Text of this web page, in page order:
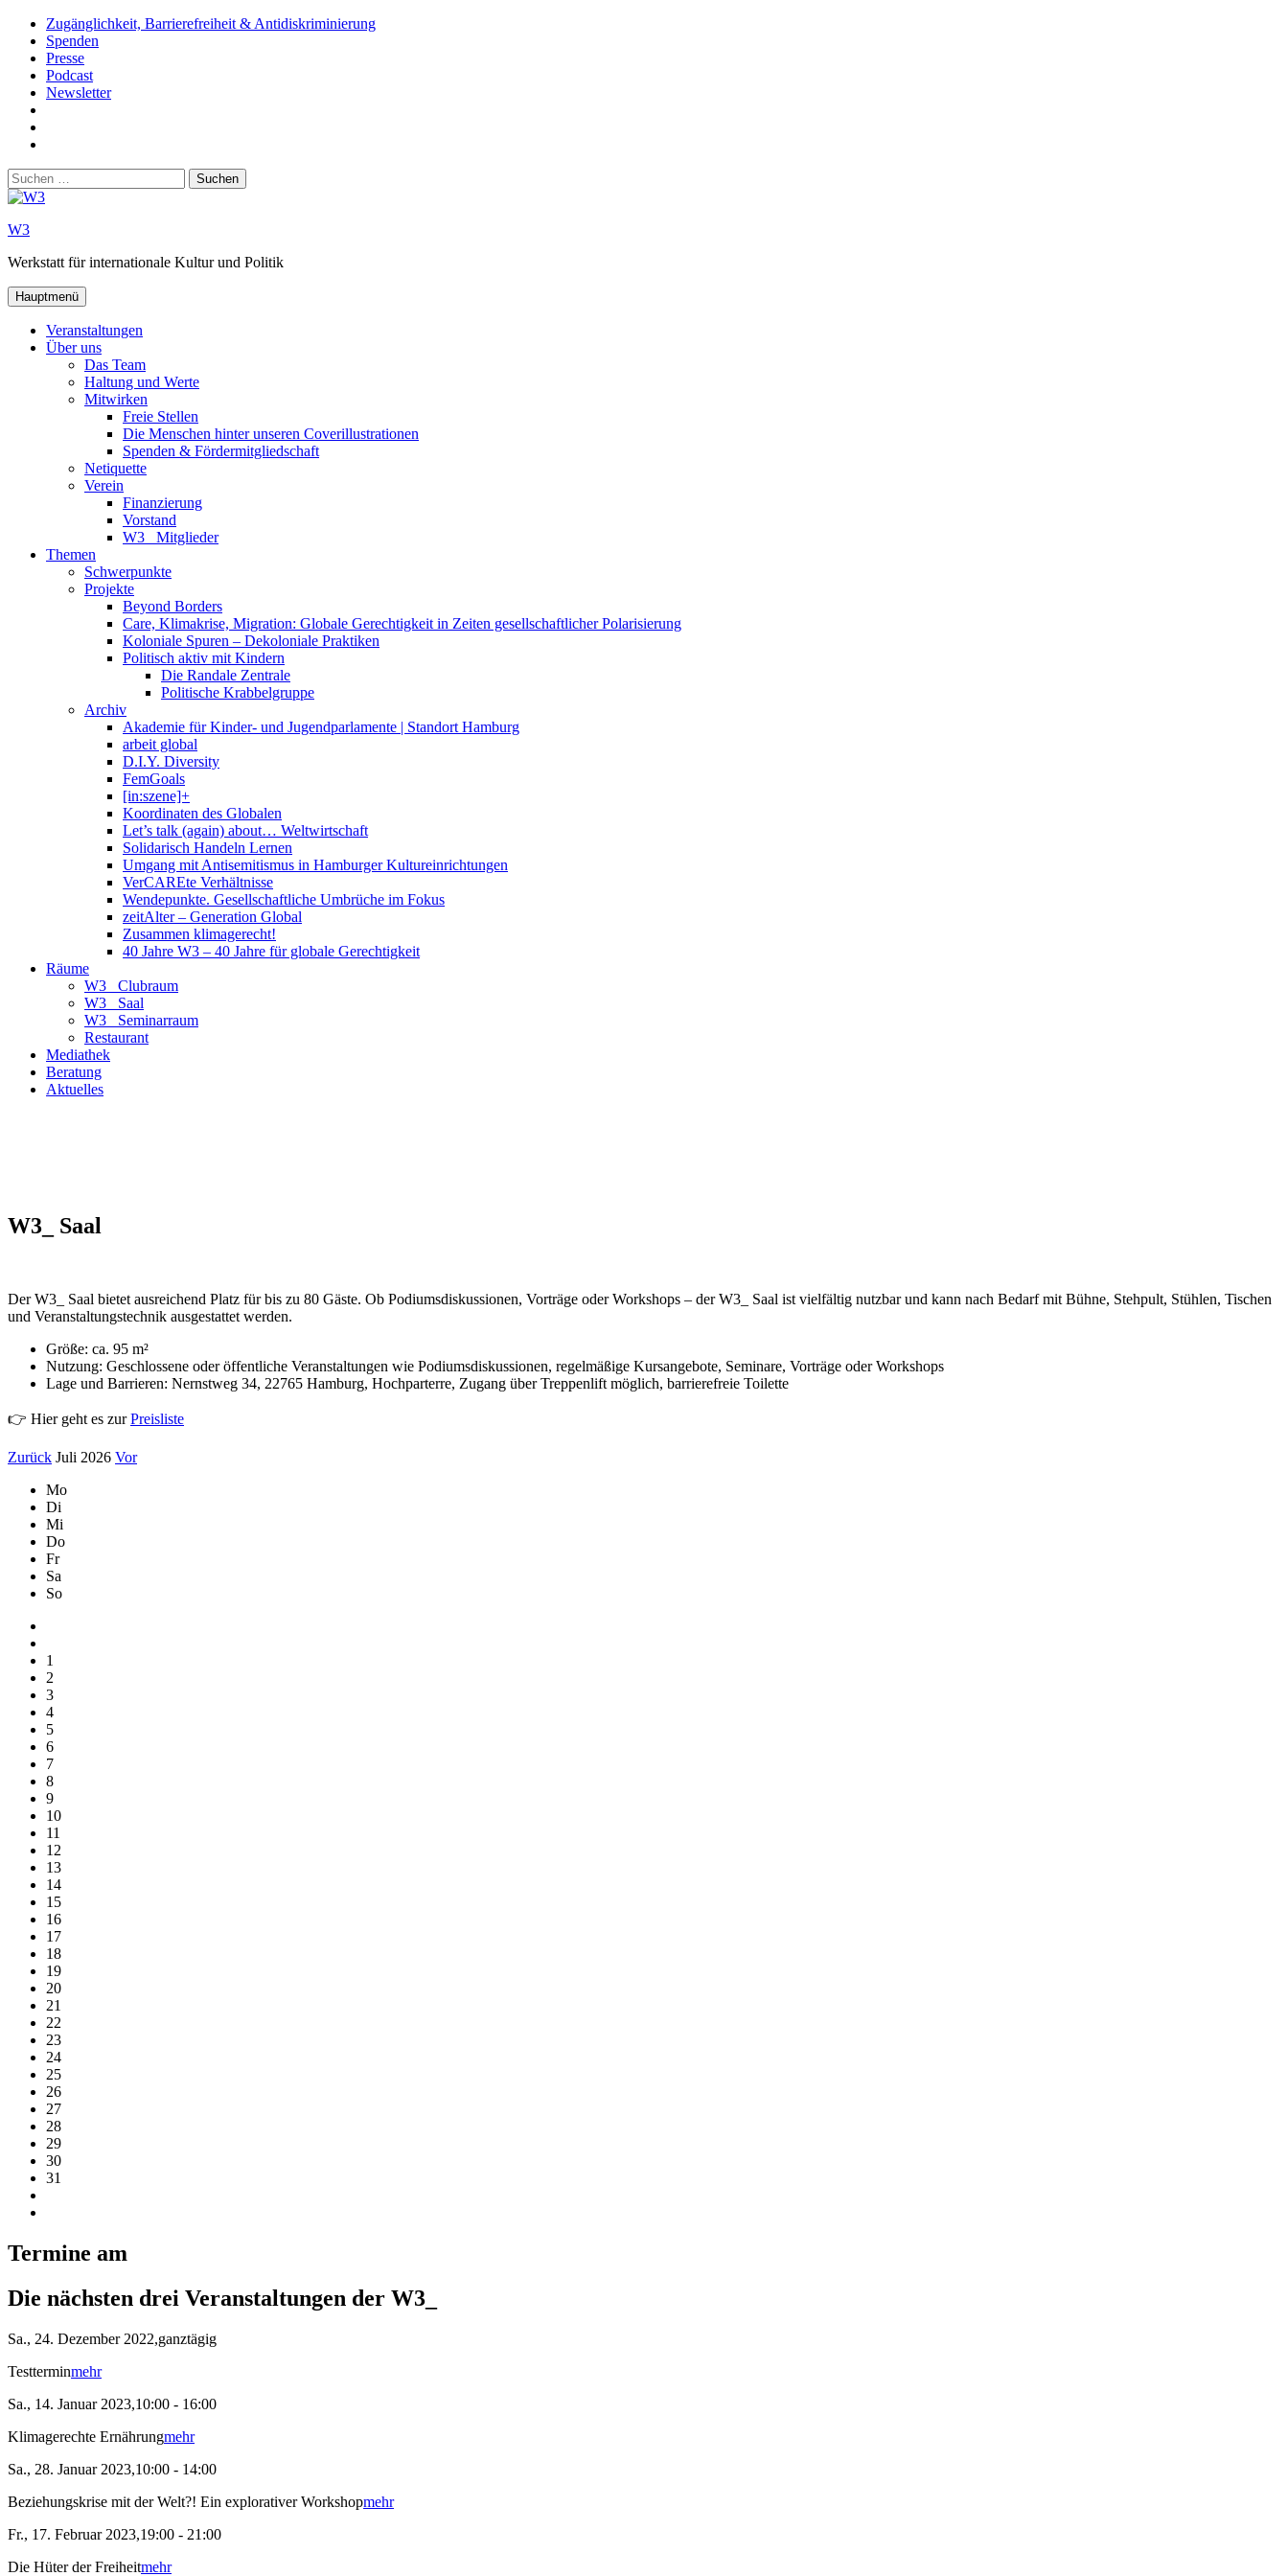
Zum
Inhalt
springen
Zugänglichkeit, Barrierefreiheit & Antidiskriminierung
Spenden
Presse
Podcast
Newsletter
Youtube
Suchen
nach:
W3
Werkstatt für internationale Kultur und Politik
Hauptmenü
Veranstaltungen
Über uns
Das Team
Haltung und Werte
Mitwirken
Freie Stellen
Die Menschen hinter unseren Coverillustrationen
Spenden & Fördermitgliedschaft
Netiquette
Verein
Finanzierung
Vorstand
W3_ Mitglieder
Themen
Schwerpunkte
Projekte
Beyond Borders
Care, Klimakrise, Migration: Globale Gerechtigkeit in Zeiten gesellschaftlicher Polarisierung
Koloniale Spuren – Dekoloniale Praktiken
Politisch aktiv mit Kindern
Die Randale Zentrale
Politische Krabbelgruppe
Archiv
Akademie für Kinder- und Jugendparlamente | Standort Hamburg
arbeit global
D.I.Y. Diversity
FemGoals
[in:szene]+
Koordinaten des Globalen
Let’s talk (again) about… Weltwirtschaft
Solidarisch Handeln Lernen
Umgang mit Antisemitismus in Hamburger Kultureinrichtungen
VerCAREte Verhältnisse
Wendepunkte. Gesellschaftliche Umbrüche im Fokus
zeitAlter – Generation Global
Zusammen klimagerecht!
40 Jahre W3 – 40 Jahre für globale Gerechtigkeit
Räume
W3_ Clubraum
W3_ Saal
W3_ Seminarraum
Restaurant
Mediathek
Beratung
Aktuelles
W3_ Saal
Der W3_ Saal bietet ausreichend Platz für bis zu 80 Gäste. Ob Podiumsdiskussionen, Vorträge oder Workshops – der W3_ Saal ist vielfältig nutzbar und kann nach Bedarf mit Bühne, Stehpult, Stühlen, Tischen
und Veranstaltungstechnik ausgestattet werden.
Größe: ca. 95 m²
Nutzung: Geschlossene oder öffentliche Veranstaltungen wie Podiumsdiskussionen, regelmäßige Kursangebote, Seminare, Vorträge oder Workshops
Lage und Barrieren: Nernstweg 34, 22765 Hamburg, Hochparterre, Zugang über Treppenlift möglich, barrierefreie Toilette
👉 Hier geht es zurPreisliste
Zurück Juli 2026 Vor
Mo
Di
Mi
Do
Fr
Sa
So
1
2
3
4
5
6
7
8
9
10
11
12
13
14
15
16
17
18
19
20
21
22
23
24
25
26
27
28
29
30
31
Termine am
Die nächsten drei Veranstaltungen der W3_
Sa., 24. Dezember 2022,ganztägig
Testterminmehr
Sa., 14. Januar 2023,10:00 - 16:00
Klimagerechte Ernährungmehr
Sa., 28. Januar 2023,10:00 - 14:00
Beziehungskrise mit der Welt?! Ein explorativer Workshopmehr
Fr., 17. Februar 2023,19:00 - 21:00
Die Hüter der Freiheitmehr